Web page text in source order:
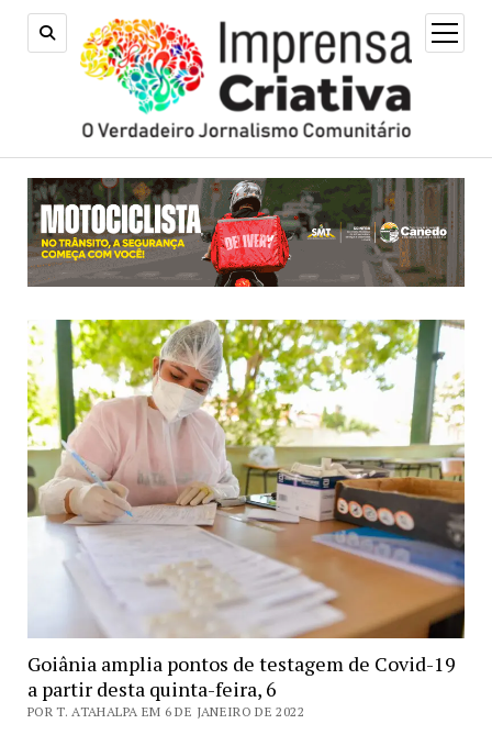
open
menu
Goiânia amplia pontos de testagem de Covid-19
a partir desta quinta-feira, 6
POR T. ATAHALPA EM 6 DE JANEIRO DE 2022